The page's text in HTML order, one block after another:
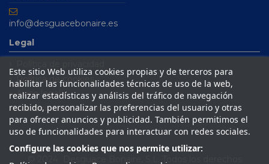
info@desguacebonaire.es
Legal
Política de cookies
Aviso legal
Condiciones de venta
Este sitio Web utiliza cookies propias y de terceros para
habilitar las funcionalidades técnicas de uso de la web,
realizar estadísticas y análisis del tráfico de navegación
recibido, personalizar las preferencias del usuario y otras
para ofrecer anuncios y publicidad. También permitimos el
uso de funcionalidades para interactuar con redes sociales.
Configure las cookies que nos permite utilizar: